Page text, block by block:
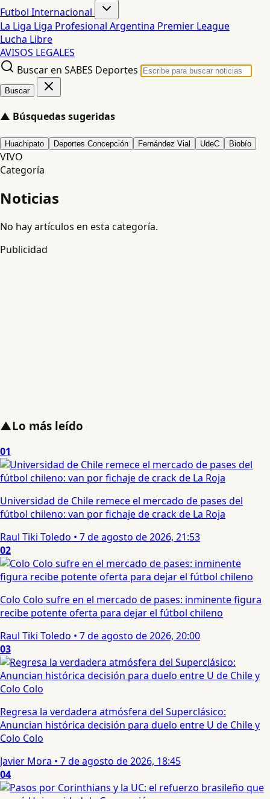
Futbol Internacional
La Liga Liga Profesional Argentina Premier League
Lucha Libre
AVISOS LEGALES
Buscar en SABES Deportes
Buscar
▲ Búsquedas sugeridas
Huachipato Deportes Concepción Fernández Vial UdeC Biobío
VIVO
Categoría
Noticias
No hay artículos en esta categoría.
Publicidad
▲Lo más leído
01
Universidad de Chile remece el mercado de pases del
fútbol chileno: van por fichaje de crack de La Roja
Raul Tiki Toledo • 7 de agosto de 2026, 21:53
02
Colo Colo sufre en el mercado de pases: inminente figura
recibe potente oferta para dejar el fútbol chileno
Raul Tiki Toledo • 7 de agosto de 2026, 20:00
03
Regresa la verdadera atmósfera del Superclásico:
Anuncian histórica decisión para duelo entre U de Chile y
Colo Colo
Javier Mora • 7 de agosto de 2026, 18:45
04